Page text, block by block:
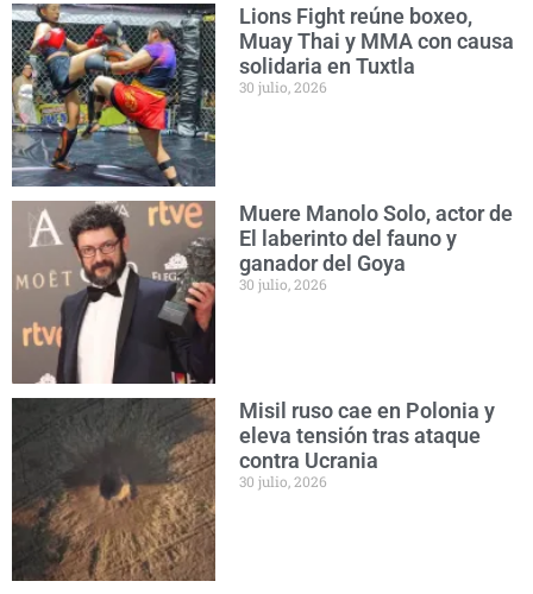
Lions Fight reúne boxeo,
Muay Thai y MMA con causa
solidaria en Tuxtla
30 julio, 2026
Muere Manolo Solo, actor de
El laberinto del fauno y
ganador del Goya
30 julio, 2026
Misil ruso cae en Polonia y
eleva tensión tras ataque
contra Ucrania
30 julio, 2026